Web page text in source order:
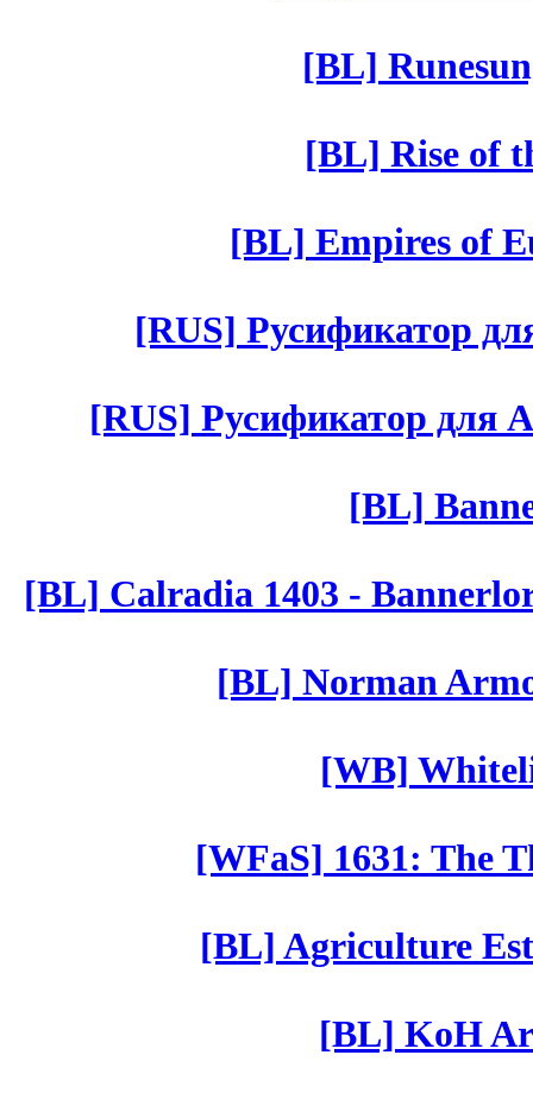
[BL]
[BL] Rise of
[BL] Empires of
[RUS] Русификатор
[RUS] Русификатор для
[BL]
[BL] Calradia 1403 -
[BL] Norman
[WB]
[WFaS] 1631: The
[BL] Agriculture
[BL] KoH